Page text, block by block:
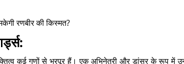
रणबीर की किस्मत?
कई गुणों से भरपूर हैं। एक अभिनेत्री और डांसर के रूप में